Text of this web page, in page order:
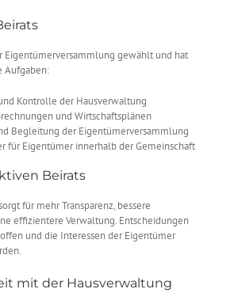
Eigentümerversammlung gewählt und hat
Aufgaben:
Kontrolle der Hausverwaltung
und Wirtschaftsplänen
Begleitung der Eigentümerversammlung
für Eigentümer innerhalb der Gemeinschaft
Beirats
für mehr Transparenz, bessere
effizientere Verwaltung. Entscheidungen
und die Interessen der Eigentümer
mit der Hausverwaltung